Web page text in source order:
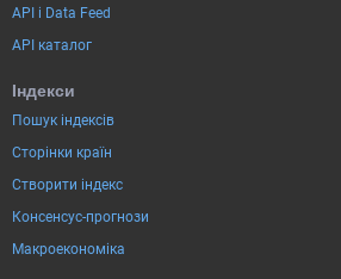
API і Data Feed
API каталог
Індекси
Пошук індексів
Сторінки країн
Створити індекс
Консенсус-прогнози
Макроекономіка